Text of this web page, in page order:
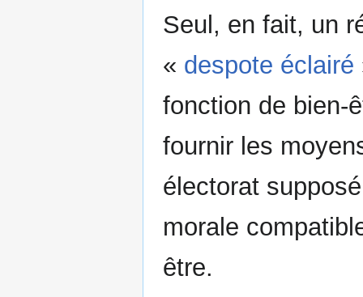
Seul, en fait, un
« despote éclairé
fonction de bien-
fournir les
électorat
morale
être.